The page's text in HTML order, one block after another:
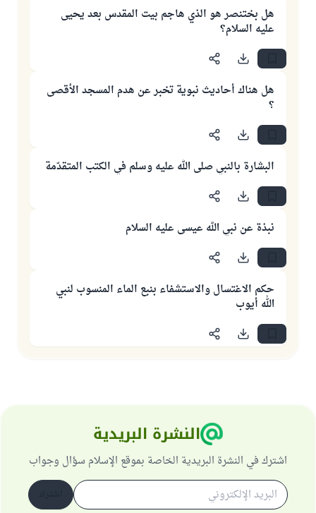
هل بختنصر هو الذي هاجم بيت المقدس بعد يحيى
عليه السلام؟
هل هناك أحاديث نبوية تخبر عن هدم المسجد الأقصى
؟
البشارة بالنبي صلى الله عليه وسلم في الكتب المتقدّمة
نبذة عن نبي الله عيسى عليه السلام
حكم الاغتسال والاستشفاء بنبع الماء المنسوب لنبي
الله أيوب
النشرة البريدية
اشترك في النشرة البريدية الخاصة بموقع الإسلام سؤال وجواب